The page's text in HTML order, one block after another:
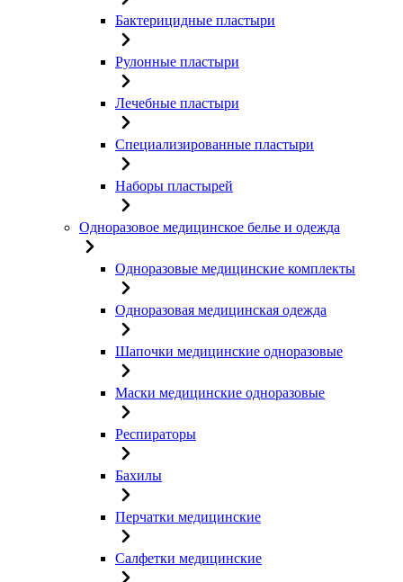
Бактерицидные пластыри
Рулонные пластыри
Лечебные пластыри
Специализированные пластыри
Наборы пластырей
Одноразовое медицинское белье и одежда
Одноразовые медицинские комплекты
Одноразовая медицинская одежда
Шапочки медицинские одноразовые
Маски медицинские одноразовые
Респираторы
Бахилы
Перчатки медицинские
Салфетки медицинские